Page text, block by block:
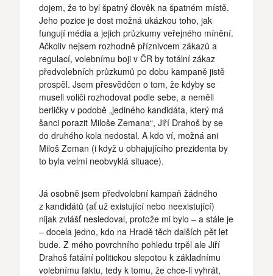
dojem, že to byl špatný člověk na špatném místě.
Jeho pozice je dost možná ukázkou toho, jak
fungují média a jejich průzkumy veřejného mínění.
Ačkoliv nejsem rozhodně příznivcem zákazů a
regulací, volebnímu boji v ČR by totální zákaz
předvolebních průzkumů po dobu kampaně jistě
prospěl. Jsem přesvědčen o tom, že kdyby se
museli voliči rozhodovat podle sebe, a neměli
berličky v podobě „jediného kandidáta, který má
šanci porazit Miloše Zemana“, Jiří Drahoš by se
do druhého kola nedostal. A kdo ví, možná ani
Miloš Zeman (i když u obhajujícího prezidenta by
to byla velmi neobvyklá situace).
Já osobně jsem předvolební kampaň žádného
z kandidátů (ať už existující nebo neexistující)
nijak zvlášť nesledoval, protože mi bylo – a stále je
– docela jedno, kdo na Hradě těch dalších pět let
bude. Z mého povrchního pohledu trpěl ale Jiří
Drahoš fatální politickou slepotou k základnímu
volebnímu faktu, tedy k tomu, že chce-li vyhrát,